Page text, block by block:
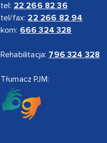
tel: 22 266 82 36
tel/fax: 22 266 82 94
kom: 666 324 328
Rehabilitacja: 796 324 328
Tłumacz PJM: